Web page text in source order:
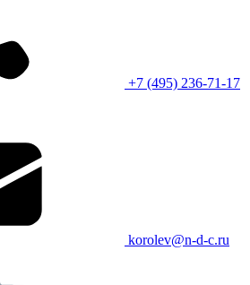
+7 (495) 236-71-17
korolev@n-d-c.ru